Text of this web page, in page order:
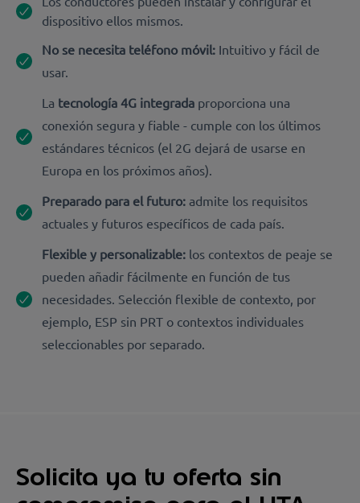
dispositivo ellos mismos.
No se necesita teléfono móvil: Intuitivo y fácil de
usar.
La tecnología 4G integrada proporciona una
conexión segura y fiable - cumple con los últimos
estándares técnicos (el 2G dejará de usarse en
Europa en los próximos años).
Preparado para el futuro: admite los requisitos
actuales y futuros específicos de cada país.
Flexible y personalizable: los contextos de peaje se
pueden añadir fácilmente en función de tus
necesidades. Selección flexible de contexto, por
ejemplo, ESP sin PRT o contextos individuales
seleccionables por separado.
Solicita ya tu oferta sin